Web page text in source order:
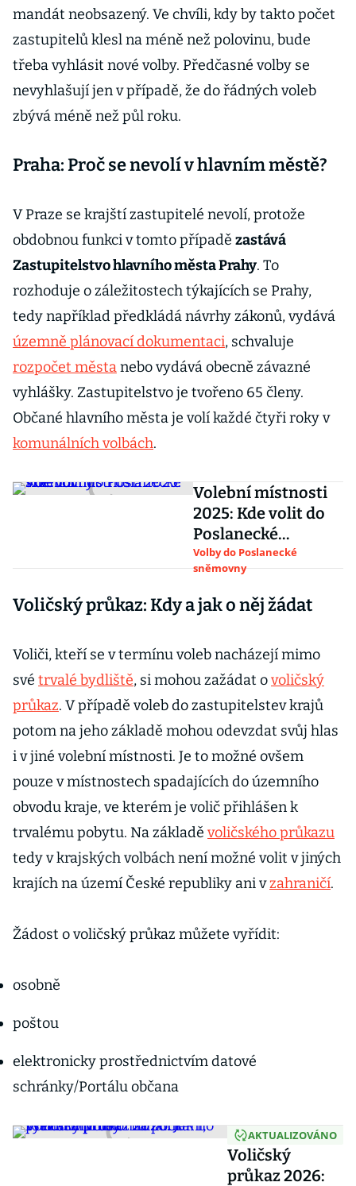
mandát neobsazený. Ve chvíli, kdy by takto počet
zastupitelů klesl na méně než polovinu, bude
třeba vyhlásit nové volby. Předčasné volby se
nevyhlašují jen v případě, že do řádných voleb
zbývá méně než půl roku.
Praha: Proč se nevolí v hlavním městě?
V Praze se krajští zastupitelé nevolí, protože
obdobnou funkci v tomto případě zastává
Zastupitelstvo hlavního města Prahy. To
rozhoduje o záležitostech týkajících se Prahy,
tedy například předkládá návrhy zákonů, vydává
územně plánovací dokumentaci, schvaluje
rozpočet městanebo vydává obecně závazné
vyhlášky. Zastupitelstvo je tvořeno 65 členy.
Občané hlavního města je volí každé čtyři roky v
komunálních volbách.
Volební místnosti
2025: Kde volit do
Poslanecké
sněmovny
Volby do Poslanecké
sněmovny
Voličský průkaz: Kdy a jak o něj žádat
Voliči, kteří se v termínu voleb nacházejí mimo
své trvalé bydliště, si mohou zažádat ovoličský
průkaz. V případě voleb do zastupitelstev krajů
potom na jeho základě mohou odevzdat svůj hlas
i v jiné volební místnosti. Je to možné ovšem
pouze v místnostech spadajících do územního
obvodu kraje, ve kterém je volič přihlášen k
trvalému pobytu. Na základě voličského průkazu
tedy v krajských volbách není možné volit v jiných
krajích na území České republiky ani vzahraničí.
Žádost o voličský průkaz můžete vyřídit:
osobně
poštou
elektronicky prostřednictvím datové
schránky/Portálu občana
AKTUALIZOVÁNO
Voličský
průkaz 2026: